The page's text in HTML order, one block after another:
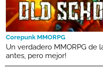
Corepunk MMORPG
Un verdadero MMORPG de
antes, pero mejor!